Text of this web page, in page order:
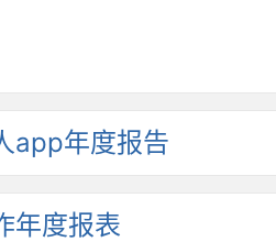
app年度报告
年度报表